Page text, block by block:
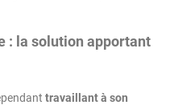
: la solution apportant
travaillant à son